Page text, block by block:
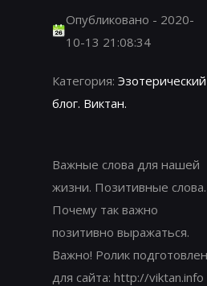
Опубликовано - 2020-
10-13 21:08:34
Категория: Эзотерический
блог. Виктан.
Важные слова для нашей
жизни. Позитивные слова.
Почему так важно
позитивно выражаться.
Важно! Ролик подготовлен
для сайта: http://viktan.info